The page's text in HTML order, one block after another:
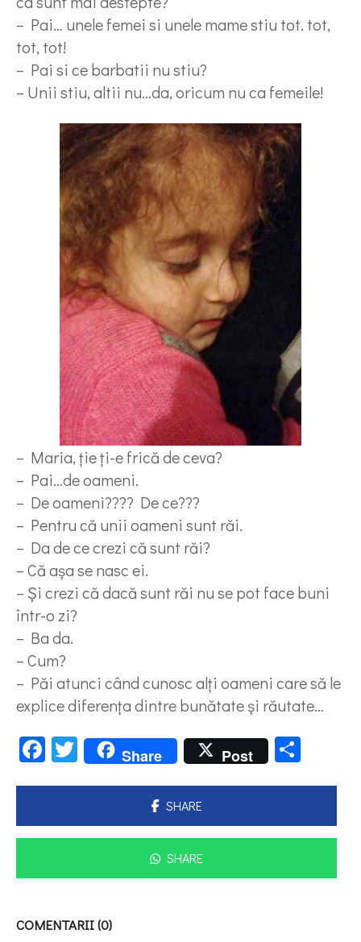
– Pai… unele femei si unele mame stiu tot. tot,
tot, tot!
– Pai si ce barbatii nu stiu?
– Unii stiu, altii nu…da, oricum nu ca femeile!
– Maria, ţie ţi-e frică de ceva?
– Pai…de oameni.
– De oameni???? De ce???
– Pentru că unii oameni sunt răi.
– Da de ce crezi că sunt răi?
– Că aşa se nasc ei.
– Şi crezi că dacă sunt răi nu se pot face buni
într-o zi?
– Ba da.
– Cum?
– Păi atunci când cunosc alţi oameni care să le
explice diferenţa dintre bunătate şi răutate…
Facebook
Twitter
Share Post
SHARE
SHARE
COMENTARII (0)